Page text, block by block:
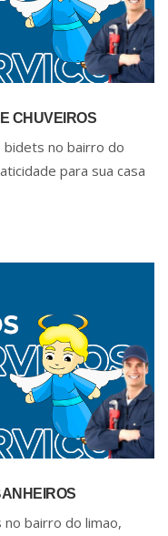
CHUVEIROS
bidets no bairro do
para sua casa
bairro do limao,